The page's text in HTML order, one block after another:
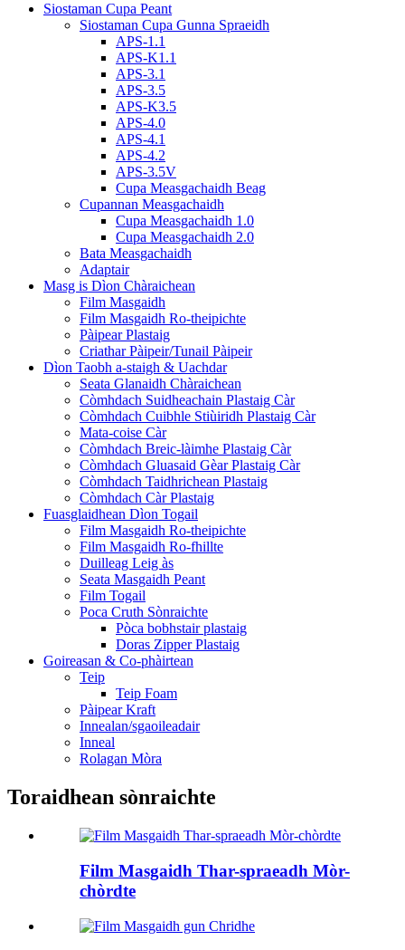
Siostaman Cupa Peant
Siostaman Cupa Gunna Spraeidh
APS-1.1
APS-K1.1
APS-3.1
APS-3.5
APS-K3.5
APS-4.0
APS-4.1
APS-4.2
APS-3.5V
Cupa Measgachaidh Beag
Cupannan Measgachaidh
Cupa Measgachaidh 1.0
Cupa Measgachaidh 2.0
Bata Measgachaidh
Adaptair
Masg is Dìon Chàraichean
Film Masgaidh
Film Masgaidh Ro-theipichte
Pàipear Plastaig
Criathar Pàipeir/Tunail Pàipeir
Dìon Taobh a-staigh & Uachdar
Seata Glanaidh Chàraichean
Còmhdach Suidheachain Plastaig Càr
Còmhdach Cuibhle Stiùiridh Plastaig Càr
Mata-coise Càr
Còmhdach Breic-làimhe Plastaig Càr
Còmhdach Gluasaid Gèar Plastaig Càr
Còmhdach Taidhrichean Plastaig
Còmhdach Càr Plastaig
Fuasglaidhean Dìon Togail
Film Masgaidh Ro-theipichte
Film Masgaidh Ro-fhillte
Duilleag Leig às
Seata Masgaidh Peant
Film Togail
Poca Cruth Sònraichte
Pòca bobhstair plastaig
Doras Zipper Plastaig
Goireasan & Co-phàirtean
Teip
Teip Foam
Pàipear Kraft
Innealan/sgaoileadair
Inneal
Rolagan Mòra
Toraidhean sònraichte
Film Masgaidh Thar-spraeadh Mòr-
chòrdte